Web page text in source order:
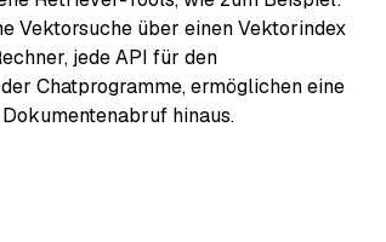
Vektorsuche über einen Vektorindex
jede API für den
Chatprogramme, ermöglichen eine
hinaus.